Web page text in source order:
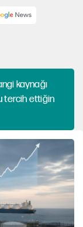
kaynağı
tercih ettiğin